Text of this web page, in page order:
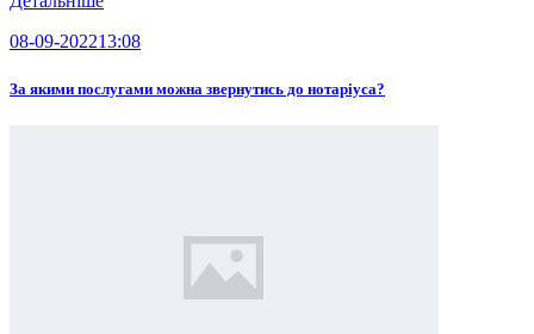
08-09-202213:08
За якими послугами можна звернутись до нотаріуса?